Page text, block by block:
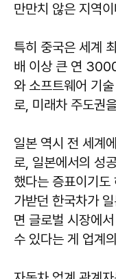
만만치 않은 지역
특히 중국은 세계
배 이상 큰 연
와 소프트웨어 기
로, 미래차 주도권
일본 역시 전 세계
로, 일본에서의 성
했다는 증표이기도
가받던 한국차가
면 글로벌 시장에
수 있다는 게 업계